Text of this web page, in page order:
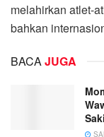
melahirkan atlet-
bahkan
BACAJUGA